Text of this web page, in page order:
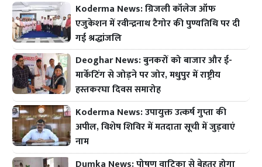
Koderma News: ग्रिजली कॉलेज ऑफ
एजुकेशन में रवीन्द्रनाथ टैगोर की पुण्यतिथि पर दी
गई श्रद्धांजलि
Deoghar News: बुनकरों को बाजार और ई-
मार्केटिंग से जोड़ने पर जोर, मधुपुर में राष्ट्रीय
हस्तकरघा दिवस समारोह
Koderma News: उपायुक्त उत्कर्ष गुप्ता की
अपील, विशेष शिविर में मतदाता सूची में जुड़वाएं
नाम